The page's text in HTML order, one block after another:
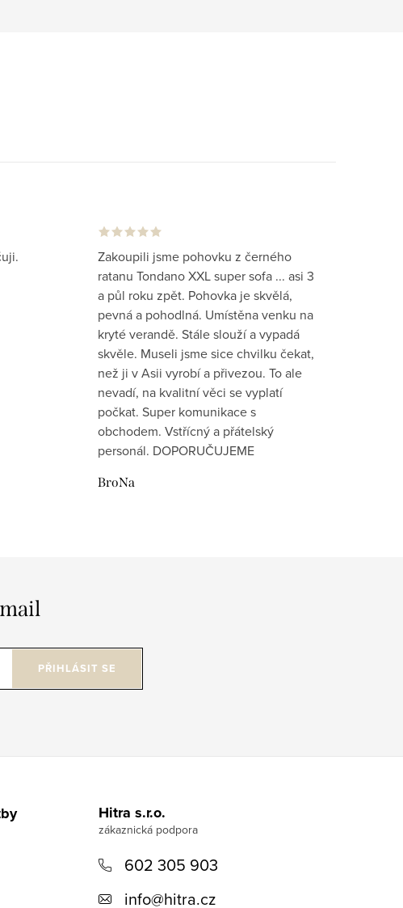
Zakoupili jsme pohovku z černého
ratanu Tondano XXL super sofa ... asi 3
a půl roku zpět. Pohovka je skvělá,
pevná a pohodlná. Umístěna venku na
kryté verandě. Stále slouží a vypadá
skvěle. Museli jsme sice chvilku čekat,
než ji v Asii vyrobí a přivezou. To ale
nevadí, na kvalitní věci se vyplatí
počkat. Super komunikace s
obchodem. Vstřícný a přátelský
personál. DOPORUČUJEME
BroNa
PŘIHLÁSIT SE
Hitra s.r.o.
602 305 903
info@hitra.cz